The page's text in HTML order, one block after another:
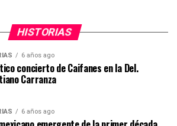
HISTORIAS
6 años ago
concierto de Caifanes en la Del.
Carranza
6 años ago